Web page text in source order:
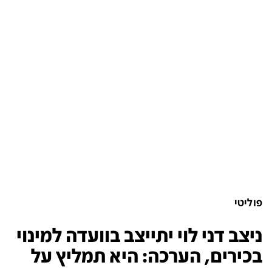
פוליטי
ניצב דני לוי יתייצב בוועדה למינוי
בכירים, הערכה: היא תמליץ על